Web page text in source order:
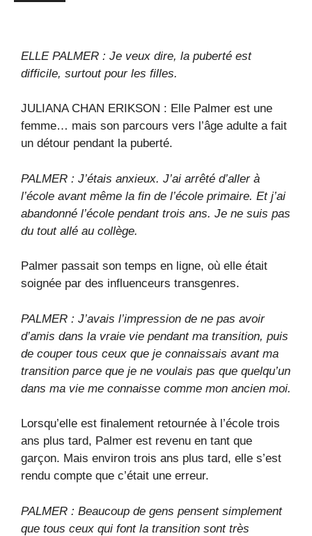
ELLE PALMER : Je veux dire, la puberté est
difficile, surtout pour les filles.
JULIANA CHAN ERIKSON : Elle Palmer est une
femme… mais son parcours vers l’âge adulte a fait
un détour pendant la puberté.
PALMER : J’étais anxieux. J’ai arrêté d’aller à
l’école avant même la fin de l’école primaire. Et j’ai
abandonné l’école pendant trois ans. Je ne suis pas
du tout allé au collège.
Palmer passait son temps en ligne, où elle était
soignée par des influenceurs transgenres.
PALMER : J’avais l’impression de ne pas avoir
d’amis dans la vraie vie pendant ma transition, puis
de couper tous ceux que je connaissais avant ma
transition parce que je ne voulais pas que quelqu’un
dans ma vie me connaisse comme mon ancien moi.
Lorsqu’elle est finalement retournée à l’école trois
ans plus tard, Palmer est revenu en tant que
garçon. Mais environ trois ans plus tard, elle s’est
rendu compte que c’était une erreur.
PALMER : Beaucoup de gens pensent simplement
que tous ceux qui font la transition sont très